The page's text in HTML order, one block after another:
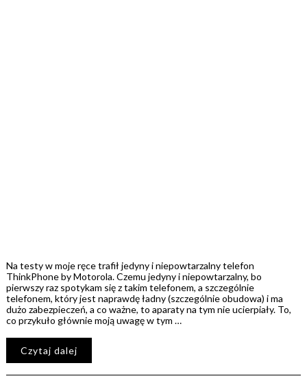
Na testy w moje ręce trafił jedyny i niepowtarzalny telefon
ThinkPhone by Motorola. Czemu jedyny i niepowtarzalny, bo
pierwszy raz spotykam się z takim telefonem, a szczególnie
telefonem, który jest naprawdę ładny (szczególnie obudowa) i ma
dużo zabezpieczeń, a co ważne, to aparaty na tym nie ucierpiały. To,
co przykuło głównie moją uwagę w tym …
Czytaj dalej